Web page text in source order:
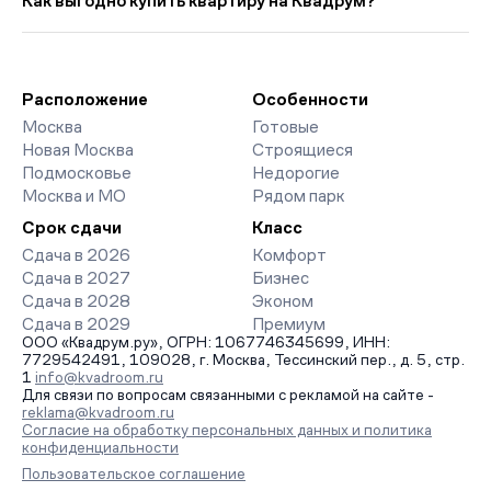
страницах ЖК доступны отзывы жильцов о качестве
строительства, интерактивный генплан корпусов, сроки
организует просмотр и поможет одобрить ипотеку по
минимальной ставке. Чтобы зафиксировать цену, оставьте
заявку на обратный звонок.
Расположение
Москва
Новая Москва
Подмосковье
Москва и МО
Особенности
Готовые
Строящиеся
Недорогие
Рядом парк
Срок сдачи
Сдача в 2026
Сдача в 2027
Сдача в 2028
Сдача в 2029
Класс
Комфорт
Бизнес
Эконом
Премиум
ООО «Квадрум.ру», ОГРН: 1067746345699, ИНН:
7729542491, 109028, г. Москва, Тессинский пер., д. 5, стр.
1 info@kvadroom.ru
Для связи по вопросам связанными с рекламой на сайте -
reklama@kvadroom.ru
Согласие на обработку персональных данных и политика
конфиденциальности
Пользовательское соглашение